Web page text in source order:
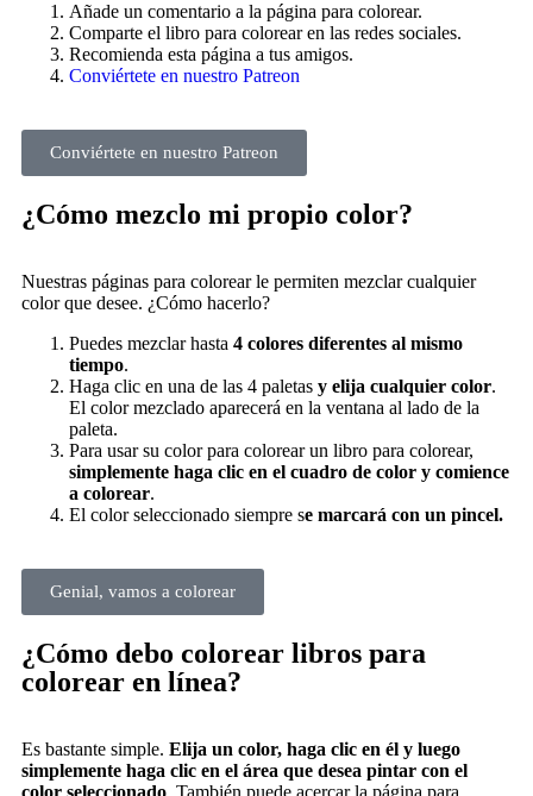
Añade un comentario a la página para colorear.
Comparte el libro para colorear en las redes sociales.
Recomienda esta página a tus amigos.
Conviértete en nuestro Patreon
Conviértete en nuestro Patreon
¿Cómo mezclo mi propio color?
Nuestras páginas para colorear le permiten mezclar cualquier
color que desee. ¿Cómo hacerlo?
Puedes mezclar hasta 4 colores diferentes al mismo
tiempo.
Haga clic en una de las 4 paletas y elija cualquier color.
El color mezclado aparecerá en la ventana al lado de la
paleta.
Para usar su color para colorear un libro para colorear,
simplemente haga clic en el cuadro de color y comience
a colorear.
El color seleccionado siempre se marcará con un pincel.
Genial, vamos a colorear
¿Cómo debo colorear libros para
colorear en línea?
Es bastante simple. Elija un color, haga clic en él y luego
simplemente haga clic en el área que desea pintar con el